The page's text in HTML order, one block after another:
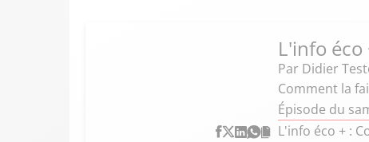
L'info éco
Par Didier
Comment la
Épisode du
L'info éco + :